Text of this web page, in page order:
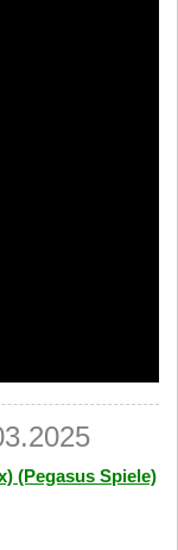
(Pegasus Spiele)